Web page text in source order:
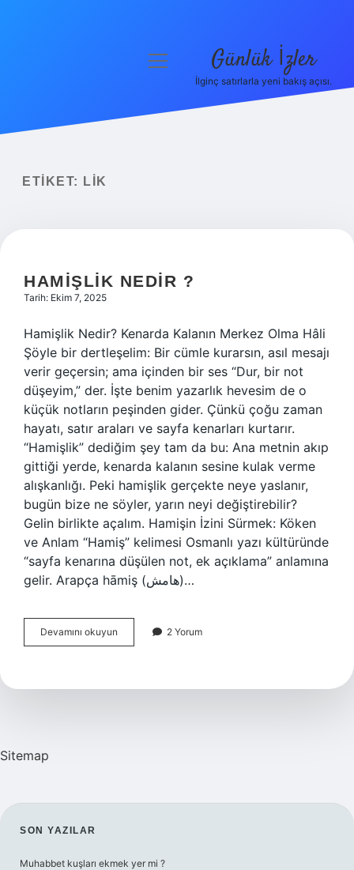
Yasal Uyarı
menüyü
Günlük İzler
İlginç satırlarla yeni bakış açısı.
ETIKET: LIK
HAMIŞLIK NEDIR ?
Tarih: Ekim 7, 2025
Hamişlik Nedir? Kenarda Kalanın Merkez Olma Hâli
Şöyle bir dertleşelim: Bir cümle kurarsın, asıl mesajı
verir geçersin; ama içinden bir ses “Dur, bir not
düşeyim,” der. İşte benim yazarlık hevesim de o
küçük notların peşinden gider. Çünkü çoğu zaman
hayatı, satır araları ve sayfa kenarları kurtarır.
“Hamişlik” dediğim şey tam da bu: Ana metnin akıp
gittiği yerde, kenarda kalanın sesine kulak verme
alışkanlığı. Peki hamişlik gerçekte neye yaslanır,
bugün bize ne söyler, yarın neyi değiştirebilir?
Gelin birlikte açalım. Hamişin İzini Sürmek: Köken
ve Anlam “Hamiş” kelimesi Osmanlı yazı kültüründe
“sayfa kenarına düşülen not, ek açıklama” anlamına
gelir. Arapça hāmiş (هامش)…
Devamını okuyun Hamişlik
nedir
2 Yorum
Sitemap
SIDEBAR
SON YAZILAR
Muhabbet kuşları ekmek yer mi ?